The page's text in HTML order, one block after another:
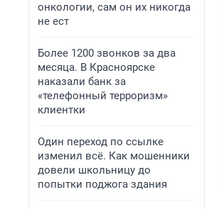
онкологии, сам он их никогда
не ест
Более 1200 звонков за два
месяца. В Красноярске
наказали банк за
«телефонный терроризм»
клиентки
Один переход по ссылке
изменил всё. Как мошенники
довели школьницу до
попытки поджога здания